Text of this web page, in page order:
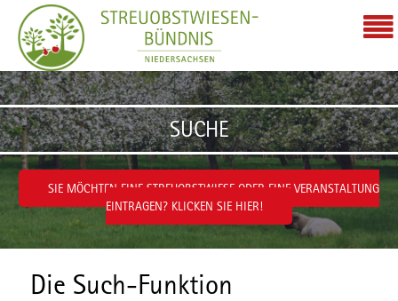
Zum Inhalt wechseln
SUCHE
SIE MÖCHTEN EINE STREUOBSTWIESE ODER EINE VERANSTALTUNG
EINTRAGEN? KLICKEN SIE HIER!
Die Such-Funktion